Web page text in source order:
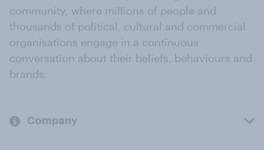
community, where millions of people and
thousands of political, cultural and commercial
organisations engage in a continuous
conversation about their beliefs, behaviours and
brands.
Company